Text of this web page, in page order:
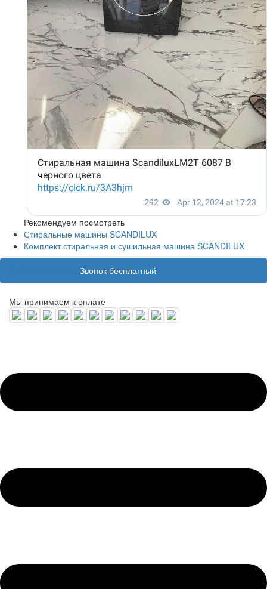
Рекомендуем посмотреть
Стиральные машины SCANDILUX
Комплект стиральная и сушильная машина SCANDILUX
Звонок бесплатный
Мы принимаем к оплате